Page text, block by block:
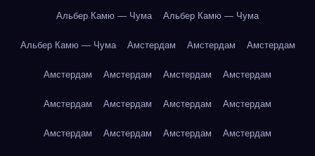
Альбер Камю — Чума Альбер Камю — Чума
Альбер Камю — Чума Амстердам Амстердам Амстердам
Амстердам Амстердам Амстердам Амстердам
Амстердам Амстердам Амстердам Амстердам
Амстердам Амстердам Амстердам Амстердам